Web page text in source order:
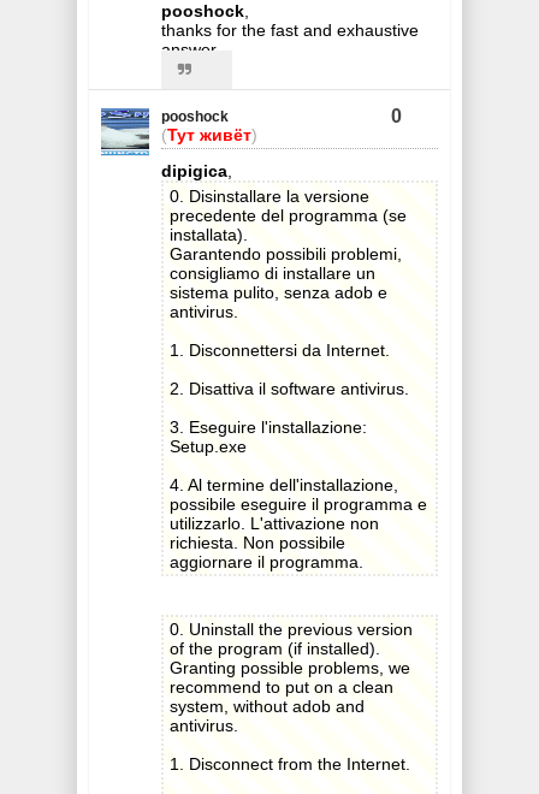
pooshock,
thanks for the fast and exhaustive
answer
pooshock
(Тут живёт)
0
dipigica,
0. Disinstallare la versione
precedente del programma (se
installata).
Garantendo possibili problemi,
consigliamo di installare un
sistema pulito, senza adob e
antivirus.
1. Disconnettersi da Internet.
2. Disattiva il software antivirus.
3. Eseguire l'installazione:
Setup.exe
4. Al termine dell'installazione,
possibile eseguire il programma e
utilizzarlo. L'attivazione non
richiesta. Non possibile
aggiornare il programma.
0. Uninstall the previous version
of the program (if installed).
Granting possible problems, we
recommend to put on a clean
system, without adob and
antivirus.
1. Disconnect from the Internet.